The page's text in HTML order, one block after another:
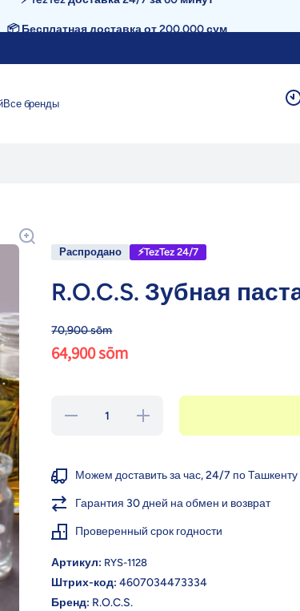
Все бренды
Распродано ⚡TezTez 24/7
R.O.C.S. Зубная
70,900 sōm
64,900 sōm
Уменьшить
паста
для десен,
94 г
Увеличить
количество
паста
для десен,
94 г
Можем доставить за час, 24/7 по Ташкенту
Гарантия 30 дней на обмен и возврат
Проверенный срок годности
Артикул: RYS-1128
Штрих-код: 4607034473334
Бренд: R.O.C.S.